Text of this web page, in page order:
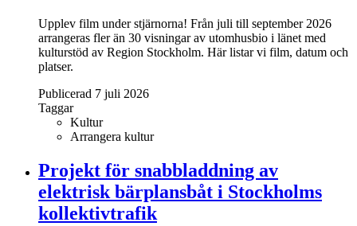
Upplev film under stjärnorna! Från juli till september 2026
arrangeras fler än 30 visningar av utomhusbio i länet med
kulturstöd av Region Stockholm. Här listar vi film, datum och
platser.
Publicerad 7 juli 2026
Taggar
Kultur
Arrangera kultur
Projekt för snabb­laddning av
elektrisk bärplans­båt i Stockholms
kollektivtrafik